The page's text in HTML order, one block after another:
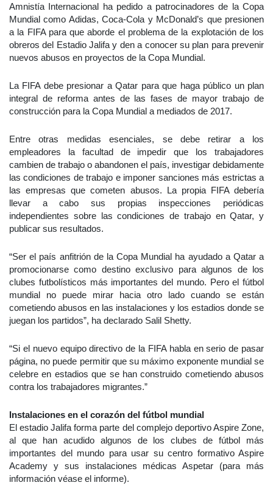
Amnistía Internacional ha pedido a patrocinadores de la Copa
Mundial como Adidas, Coca-Cola y McDonald’s que presionen
a la FIFA para que aborde el problema de la explotación de los
obreros del Estadio Jalifa y den a conocer su plan para prevenir
nuevos abusos en proyectos de la Copa Mundial.
La FIFA debe presionar a Qatar para que haga público un plan
integral de reforma antes de las fases de mayor trabajo de
construcción para la Copa Mundial a mediados de 2017.
Entre otras medidas esenciales, se debe retirar a los
empleadores la facultad de impedir que los trabajadores
cambien de trabajo o abandonen el país, investigar debidamente
las condiciones de trabajo e imponer sanciones más estrictas a
las empresas que cometen abusos. La propia FIFA debería
llevar a cabo sus propias inspecciones periódicas
independientes sobre las condiciones de trabajo en Qatar, y
publicar sus resultados.
“Ser el país anfitrión de la Copa Mundial ha ayudado a Qatar a
promocionarse como destino exclusivo para algunos de los
clubes futbolísticos más importantes del mundo. Pero el fútbol
mundial no puede mirar hacia otro lado cuando se están
cometiendo abusos en las instalaciones y los estadios donde se
juegan los partidos”, ha declarado Salil Shetty.
“Si el nuevo equipo directivo de la FIFA habla en serio de pasar
página, no puede permitir que su máximo exponente mundial se
celebre en estadios que se han construido cometiendo abusos
contra los trabajadores migrantes.”
Instalaciones en el corazón del fútbol mundial
El estadio Jalifa forma parte del complejo deportivo Aspire Zone,
al que han acudido algunos de los clubes de fútbol más
importantes del mundo para usar su centro formativo Aspire
Academy y sus instalaciones médicas Aspetar (para más
información véase el informe).